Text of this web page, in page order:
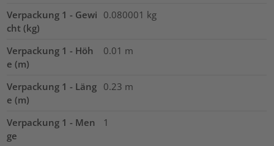
Verpackung 1 - Gewi
cht (kg)
0.080001 kg
Verpackung 1 - Höh
e (m)
0.01 m
Verpackung 1 - Läng
e (m)
0.23 m
Verpackung 1 - Men
ge
1